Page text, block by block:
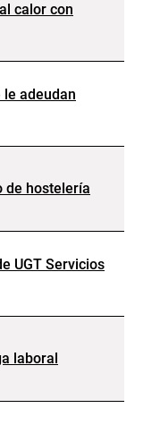
calor con
adeudan
de hostelería
UGT Servicios
laboral